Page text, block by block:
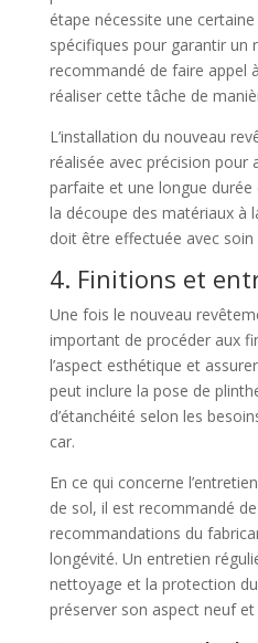
étape nécessite une
spécifiques pour garantir un
recommandé de faire appel
réaliser cette tâche de
L’installation du nouveau
réalisée avec précision pour
parfaite et une longue durée
la découpe des matériaux à
doit être effectuée avec soin
4. Finitions et
Une fois le nouveau
important de procéder aux
l’aspect esthétique et
peut inclure la pose de
d’étanchéité selon les
car.
En ce qui concerne
de sol, il est recommandé
recommandations du
longévité. Un entretien
nettoyage et la protection
préserver son aspect neuf